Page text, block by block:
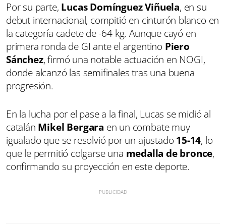
Por su parte, Lucas Domínguez Viñuela, en su
debut internacional, compitió en cinturón blanco en
la categoría cadete de -64 kg. Aunque cayó en
primera ronda de GI ante el argentino Piero
Sánchez, firmó una notable actuación en NOGI,
donde alcanzó las semifinales tras una buena
progresión.
En la lucha por el pase a la final, Lucas se midió al
catalán Mikel Bergara en un combate muy
igualado que se resolvió por un ajustado 15-14, lo
que le permitió colgarse una medalla de bronce,
confirmando su proyección en este deporte.